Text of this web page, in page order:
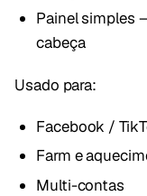
Painel simples
cabeça
Usado para:
Facebook /
Farm e
Multi-contas